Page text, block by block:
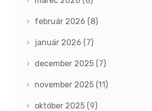
február 2026 (8)
január 2026 (7)
december 2025 (7)
november 2025 (11)
október 2025 (9)